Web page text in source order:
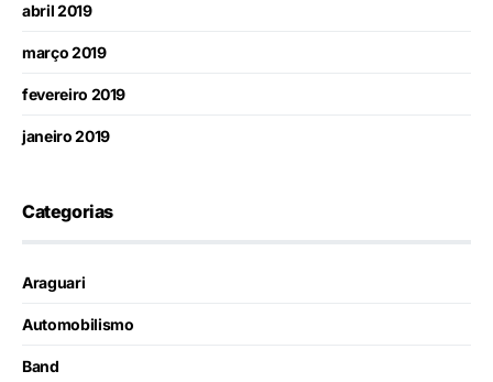
abril 2019
março 2019
fevereiro 2019
janeiro 2019
Categorias
Araguari
Automobilismo
Band